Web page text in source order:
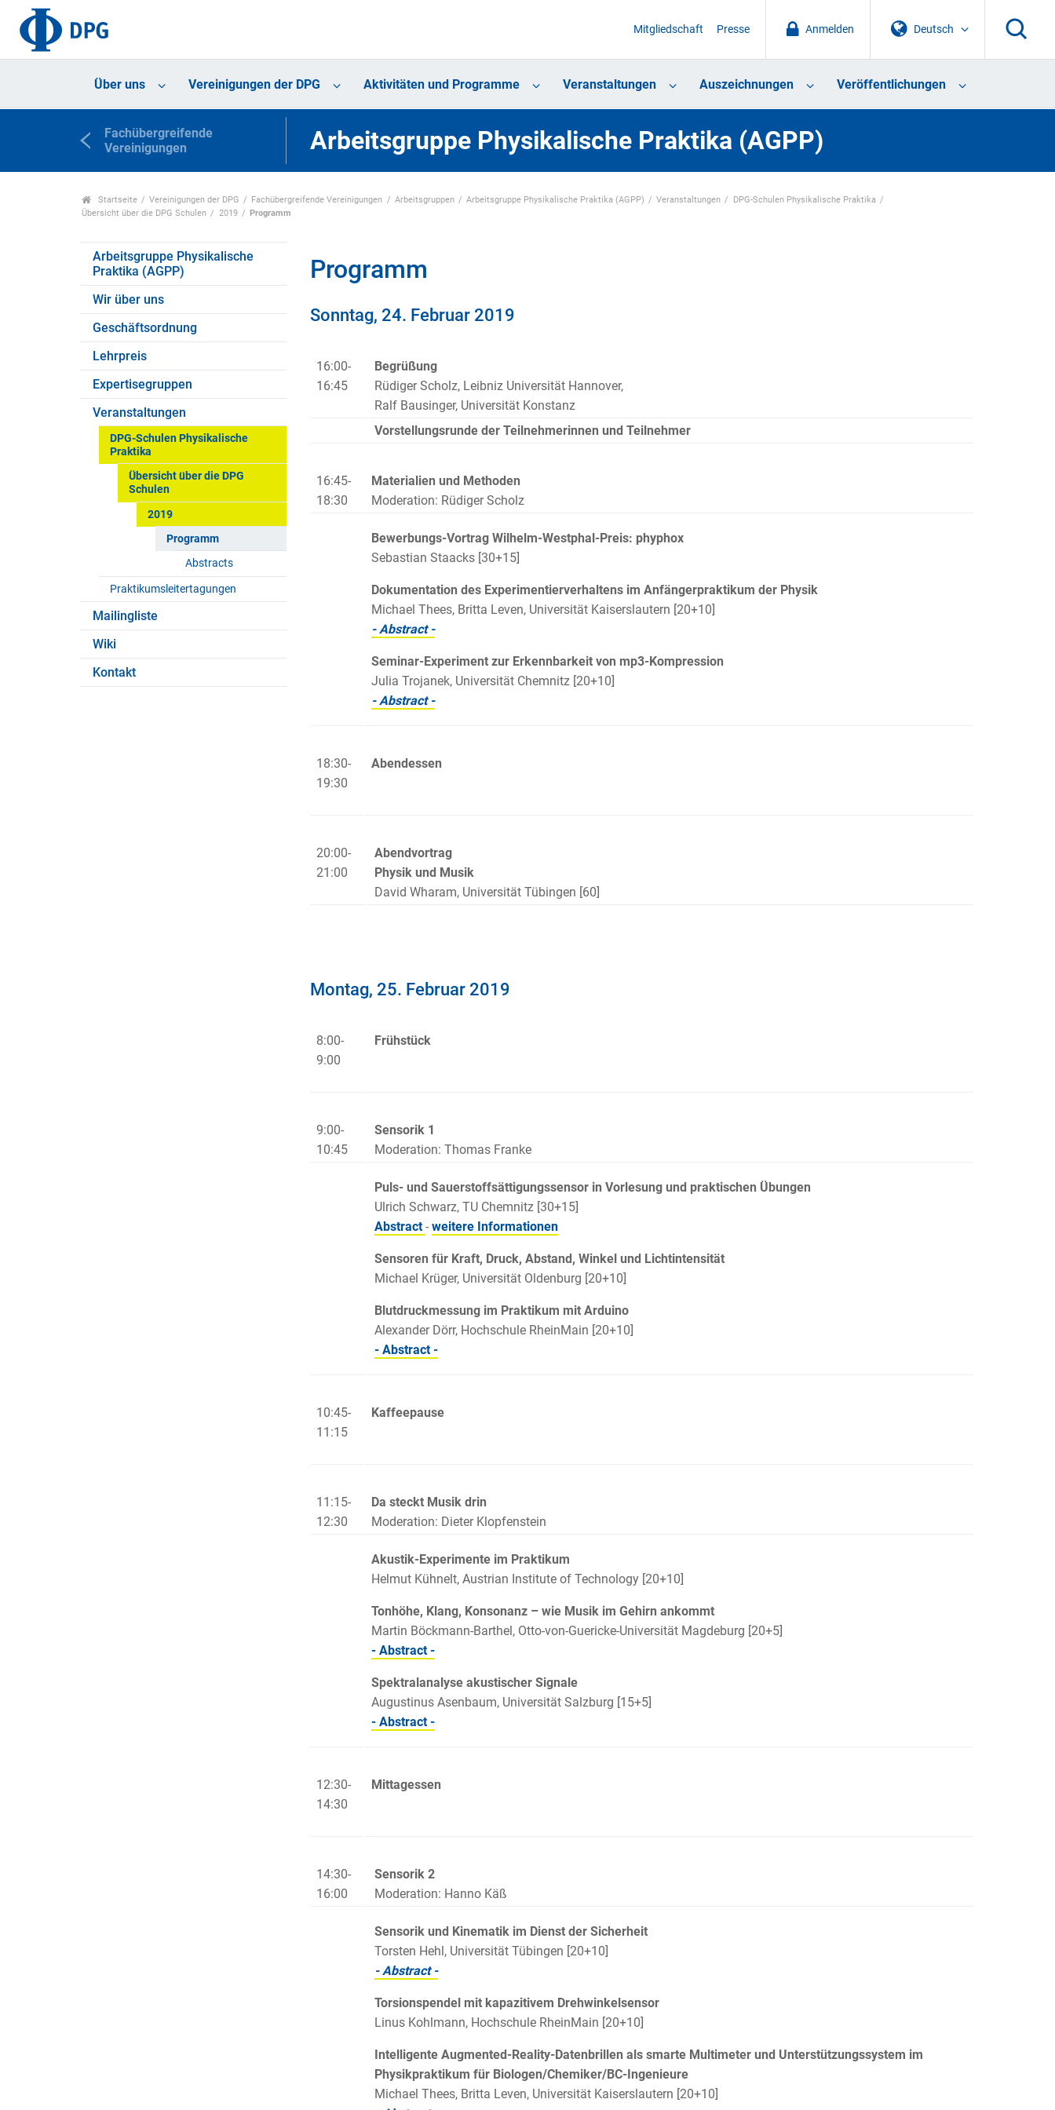
Deutsch
Anmelden
Mitgliedschaft Presse
Über uns Vereinigungen der DPG Aktivitäten und Programme Veranstaltungen Auszeichnungen Veröffentlichungen
Fachübergreifende
Vereinigungen
Arbeitsgruppe Physikalische Praktika (AGPP)
Startseite Vereinigungen der DPG Fachübergreifende Vereinigungen Arbeitsgruppen Arbeitsgruppe Physikalische Praktika (AGPP) Veranstaltungen
DPG-Schulen Physikalische Praktika
Übersicht über die DPG Schulen
2019 Programm
Arbeitsgruppe Physikalische
Praktika (AGPP)
Wir über uns
Geschäftsordnung
Lehrpreis
Expertisegruppen
Veranstaltungen
DPG-Schulen Physikalische
Praktika
Übersicht über die DPG
Schulen
2019
Programm
Abstracts
Praktikumsleitertagungen
Mailingliste
Wiki
Kontakt
Programm
Sonntag, 24. Februar 2019
16:00-
16:45
Begrüßung
Rüdiger Scholz, Leibniz Universität Hannover,
Ralf Bausinger, Universität Konstanz
Vorstellungsrunde der Teilnehmerinnen und Teilnehmer
16:45-
18:30
Materialien und Methoden
Moderation: Rüdiger Scholz
Bewerbungs-Vortrag Wilhelm-Westphal-Preis: phyphox
Sebastian Staacks [30+15]
Dokumentation des Experimentierverhaltens im Anfängerpraktikum der Physik
Michael Thees, Britta Leven, Universität Kaiserslautern [20+10]
- Abstract -
Seminar-Experiment zur Erkennbarkeit von mp3-Kompression
Julia Trojanek, Universität Chemnitz [20+10]
- Abstract -
18:30-
19:30
Abendessen
20:00-
21:00
Abendvortrag
Physik und Musik
David Wharam, Universität Tübingen [60]
Montag, 25. Februar 2019
8:00-
9:00
Frühstück
9:00-
10:45
Sensorik 1
Moderation: Thomas Franke
Puls- und Sauerstoffsättigungssensor in Vorlesung und praktischen Übungen
Ulrich Schwarz, TU Chemnitz [30+15]
Abstract- weitere Informationen
Sensoren für Kraft, Druck, Abstand, Winkel und Lichtintensität
Michael Krüger, Universität Oldenburg [20+10]
Blutdruckmessung im Praktikum mit Arduino
Alexander Dörr, Hochschule RheinMain [20+10]
- Abstract -
10:45-
11:15
Kaffeepause
11:15-
12:30
Da steckt Musik drin
Moderation: Dieter Klopfenstein
Akustik-Experimente im Praktikum
Helmut Kühnelt, Austrian Institute of Technology [20+10]
Tonhöhe, Klang, Konsonanz – wie Musik im Gehirn ankommt
Martin Böckmann-Barthel, Otto-von-Guericke-Universität Magdeburg [20+5]
- Abstract -
Spektralanalyse akustischer Signale
Augustinus Asenbaum, Universität Salzburg [15+5]
- Abstract -
12:30-
14:30
Mittagessen
14:30-
16:00
Sensorik 2
Moderation: Hanno Käß
Sensorik und Kinematik im Dienst der Sicherheit
Torsten Hehl, Universität Tübingen [20+10]
- Abstract -
Torsionspendel mit kapazitivem Drehwinkelsensor
Linus Kohlmann, Hochschule RheinMain [20+10]
Intelligente Augmented-Reality-Datenbrillen als smarte Multimeter und Unterstützungssystem im
Physikpraktikum für Biologen/Chemiker/BC-Ingenieure
Michael Thees, Britta Leven, Universität Kaiserslautern [20+10]